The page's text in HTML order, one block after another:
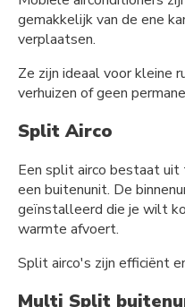
gemakkelijk van de ene
verplaatsen.
Ze zijn ideaal voor kleine
verhuizen of geen
Split Airco
Een split airco bestaat uit
een buitenunit. De
geïnstalleerd die je wilt
warmte afvoert.
Split airco's zijn efficiënt
Multi Split